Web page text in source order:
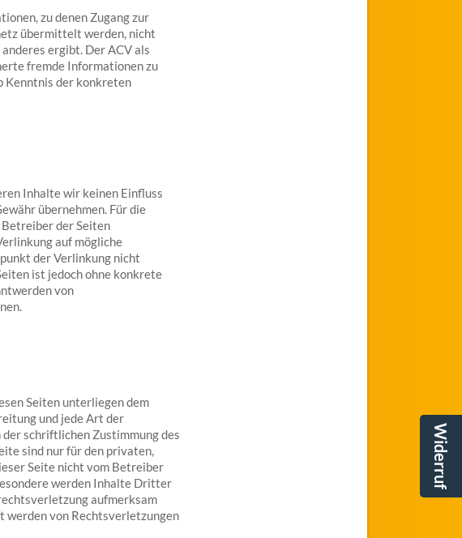
zu denen Zugang zur
übermittelt werden, nicht
ergibt. Der ACV als
fremde Informationen zu
Kenntnis der konkreten
Inhalte wir keinen Einfluss
übernehmen. Für die
der Seiten
auf mögliche
der Verlinkung nicht
ist jedoch ohne konkrete
von
Seiten unterliegen dem
und jede Art der
schriftlichen Zustimmung des
sind nur für den privaten,
Seite nicht vom Betreiber
werden Inhalte Dritter
aufmerksam
werden von Rechtsverletzungen
Widerruf